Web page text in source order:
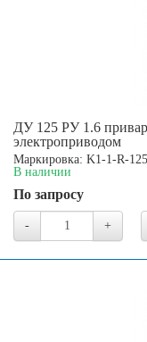
ДУ 125 РУ 1.6
электроприводом
Маркировка: K1-1-R-
В наличии
По запросу
- +